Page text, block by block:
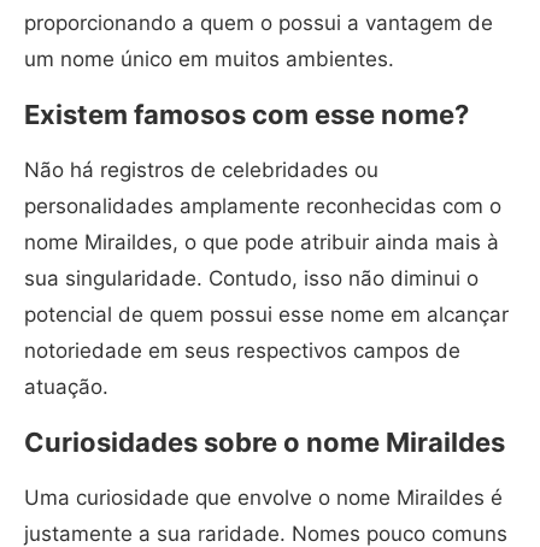
proporcionando a quem o possui a vantagem de
um nome único em muitos ambientes.
Existem famosos com esse nome?
Não há registros de celebridades ou
personalidades amplamente reconhecidas com o
nome Miraildes, o que pode atribuir ainda mais à
sua singularidade. Contudo, isso não diminui o
potencial de quem possui esse nome em alcançar
notoriedade em seus respectivos campos de
atuação.
Curiosidades sobre o nome Miraildes
Uma curiosidade que envolve o nome Miraildes é
justamente a sua raridade. Nomes pouco comuns